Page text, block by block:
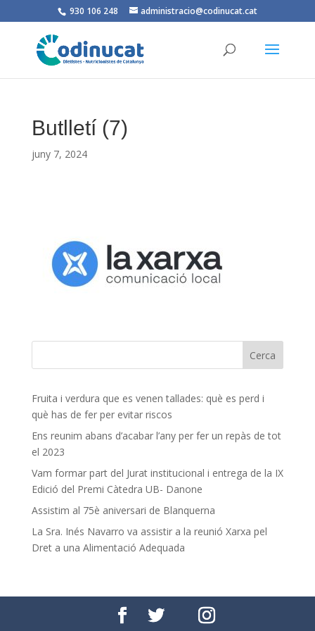
930 106 248 administracio@codinucat.cat
Butlletí (7)
juny 7, 2024
Fruita i verdura que es venen tallades: què es perd i
què has de fer per evitar riscos
Ens reunim abans d’acabar l’any per fer un repàs de tot
el 2023
Vam formar part del Jurat institucional i entrega de la IX
Edició del Premi Càtedra UB- Danone
Assistim al 75è aniversari de Blanquerna
La Sra. Inés Navarro va assistir a la reunió Xarxa pel
Dret a una Alimentació Adequada